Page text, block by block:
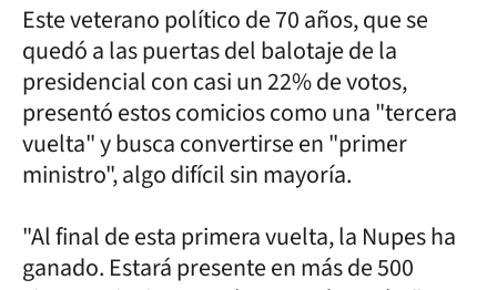
Este veterano político de 70 años, que se
quedó a las puertas del balotaje de la
presidencial con casi un 22% de votos,
presentó estos comicios como una "tercera
vuelta" y busca convertirse en "primer
ministro", algo difícil sin mayoría.
"Al final de esta primera vuelta, la Nupes ha
ganado. Estará presente en más de 500